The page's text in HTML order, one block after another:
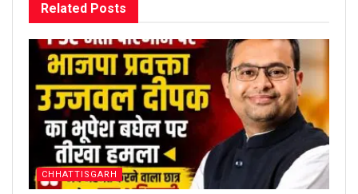
Related Posts
CHHATTISGARH